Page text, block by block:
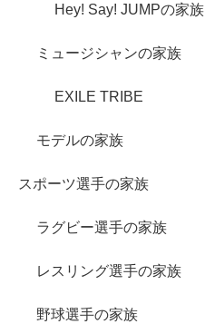
Hey! Say! JUMPの家族
ミュージシャンの家族
EXILE TRIBE
モデルの家族
スポーツ選手の家族
ラグビー選手の家族
レスリング選手の家族
野球選手の家族